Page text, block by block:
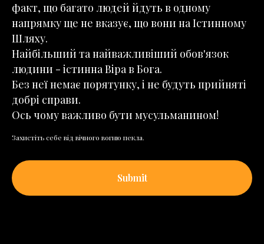
факт, що багато людей йдуть в одному
напрямку ще не вказує, що вони на Істинному
Шляху.
Найбільший та найважливіший обов'язок
людини - істинна Віра в Бога.
Без неї немає порятунку, і не будуть прийняті
добрі справи.
Ось чому важливо бути мусульманином!
Захистіть себе від вічного вогню пекла.
Submit